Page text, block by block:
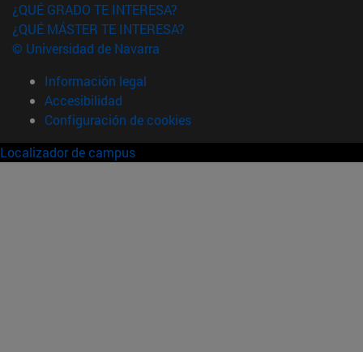
¿QUÉ GRADO TE INTERESA?
¿QUÉ MÁSTER TE INTERESA?
© Universidad de Navarra
Información legal
Accesibilidad
Configuración de cookies
Localizador de campus